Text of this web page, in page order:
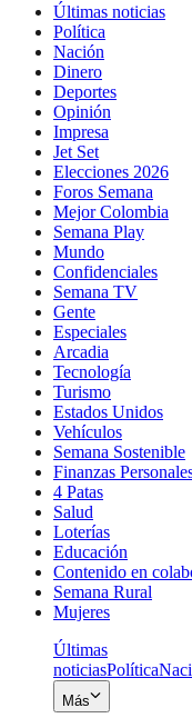
Últimas noticias
Política
Nación
Dinero
Deportes
Opinión
Impresa
Jet Set
Elecciones 2026
Foros Semana
Mejor Colombia
Semana Play
Mundo
Confidenciales
Semana TV
Gente
Especiales
Arcadia
Tecnología
Turismo
Estados Unidos
Vehículos
Semana Sostenible
Finanzas
4 Patas
Salud
Loterías
Educación
Contenido en
Semana Rural
Mujeres
Últimas
noticiasPolítica
Más